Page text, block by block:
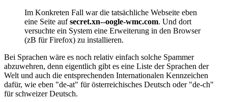
Im Konkreten Fall war die tatsächliche Webseite eben
eine Seite aufsecret.xn--oogle-wmc.com. Und dort
versuchte ein System eine Erweiterung in den Browser
(zB für Firefox) zu installieren.
Bei Sprachen wäre es noch relativ einfach solche Spammer
abzuwehren, denn eigentlich gibt es eine Liste der Sprachen der
Welt und auch die entsprechenden Internationalen Kennzeichen
dafür, wie eben "de-at" für österreichisches Deutsch oder "de-ch"
für schweizer Deutsch.